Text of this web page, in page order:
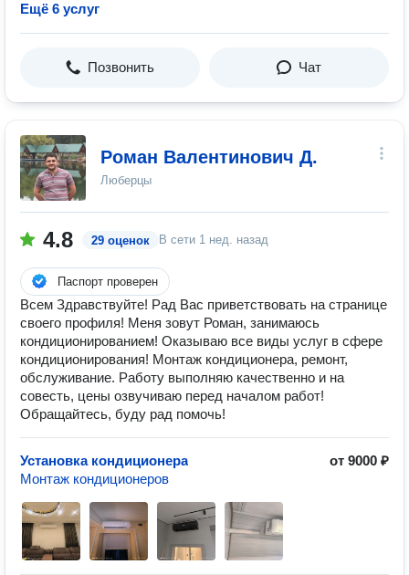
Ещё 6 услуг
Позвонить Чат
Роман Валентинович Д.
Люберцы
4.8 29 оценок В сети 1 нед. назад
Паспорт проверен
Всем Здравствуйте! Рад Вас приветствовать на странице
своего профиля! Меня зовут Роман, занимаюсь
кондиционированием! Оказываю все виды услуг в сфере
кондиционирования! Монтаж кондиционера, ремонт,
обслуживание. Работу выполняю качественно и на
совесть, цены озвучиваю перед началом работ!
Обращайтесь, буду рад помочь!
Установка кондиционера
от 9000 ₽
Монтаж кондиционеров